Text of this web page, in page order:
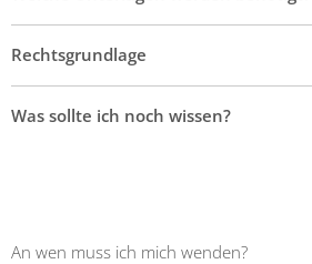
Rechtsgrundlage
Was sollte ich noch wissen?
An wen muss ich mich wenden?